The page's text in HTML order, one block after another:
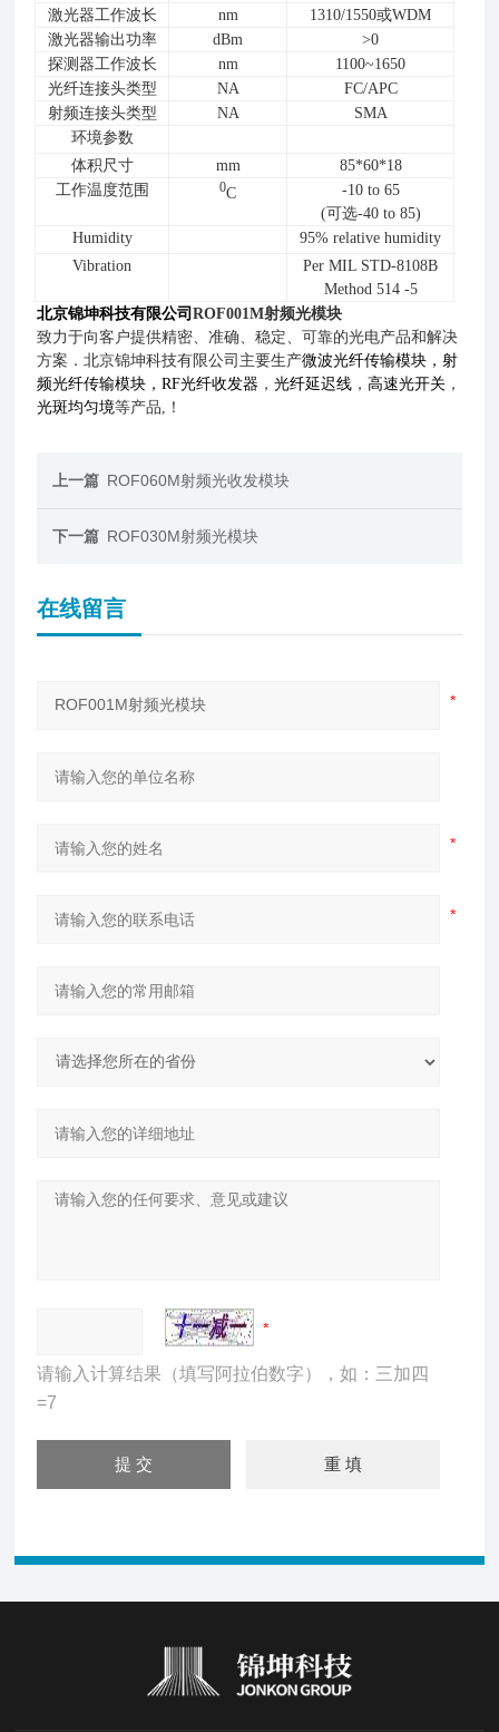
激光器工作波长
nm
1310/1550或WDM
激光器输出功率
dBm
>0
探测器工作波长
nm
1100~1650
光纤连接头类型
NA
FC/APC
射频连接头类型
NA
SMA
环境参数
体积尺寸
mm
85*60*18
工作温度范围
0C
-10 to 65
(可选-40 to 85)
Humidity
95% relative humidity
Vibration
Per MIL STD-8108B
Method 514 -5
北京锦坤科技有限公司ROF001M射频光模块
致力于向客户提供精密、准确、稳定、可靠的光电产品和解决
方案．北京锦坤科技有限公司主要生产微波光纤传输模块，射
频光纤传输模块，RF光纤收发器 ，光纤延迟线 ，高速光开关 ，
光斑均匀境等产品,！
上一篇 ROF060M射频光收发模块
下一篇 ROF030M射频光模块
在线留言
请输入计算结果（填写阿拉伯数字），如：三加四
=7